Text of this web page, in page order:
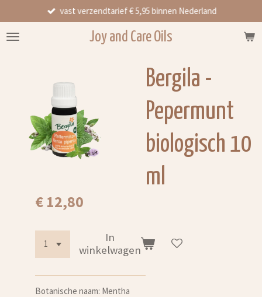
direct
naar
Joy and Care Oils
vast verzendtarief € 5,95 binnen Nederland
Bergila -
Pepermunt
biologisch 10
ml
€ 12,80
In
winkelwagen
Botanische naam: Mentha